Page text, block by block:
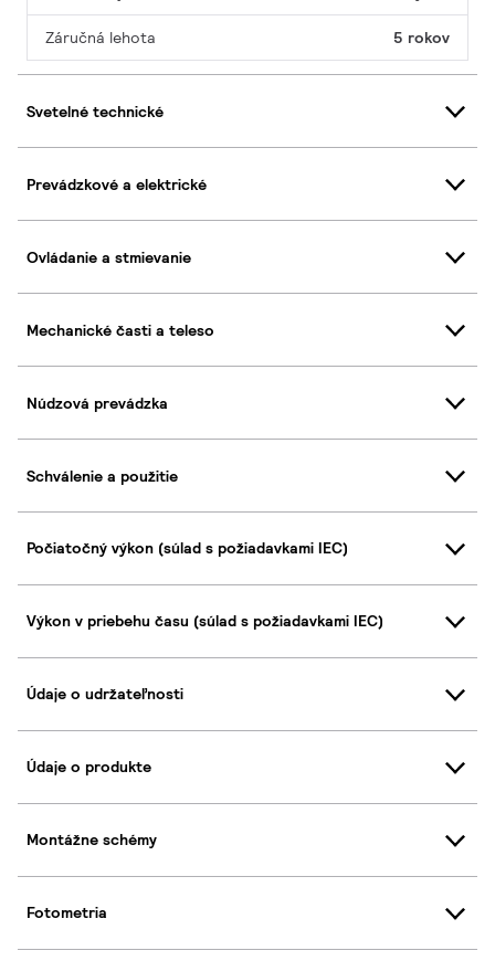
Záručná lehota 5 rokov
Svetelné technické
Prevádzkové a elektrické
Ovládanie a stmievanie
Mechanické časti a teleso
Núdzová prevádzka
Schválenie a použitie
Počiatočný výkon (súlad s požiadavkami IEC)
Výkon v priebehu času (súlad s požiadavkami IEC)
Údaje o udržateľnosti
Údaje o produkte
Montážne schémy
Fotometria